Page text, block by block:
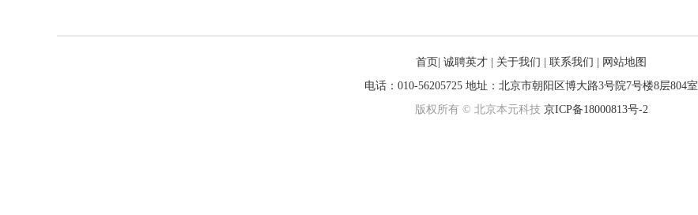
首页 诚聘英才 关于我们 联系我们
网站地图
电话：010-56205725 地址：北京市朝阳区博大路3号院7号楼8层804室
版权所有 © 北京本元科技 京ICP备18000813号-2